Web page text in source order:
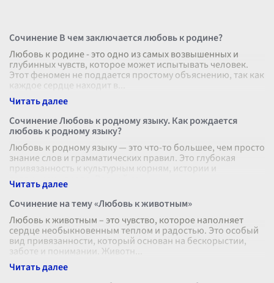
Сочинение В чем заключается любовь к родине?
Любовь к родине - это одно из самых возвышенных и
глубинных чувств, которое может испытывать человек.
Этот феномен не поддается простому объяснению, так как
каждое сердце находит в
Сочинение Любовь к родному языку. Как рождается
любовь к родному языку?
Любовь к родному языку — это что-то большее, чем просто
знание слов и грамматических правил. Это глубокая
привязанность к культурным корням, истории и
традициям народа. Родной язык
Сочинение на тему «Любовь к животным»
Любовь к животным – это чувство, которое наполняет
сердце необыкновенным теплом и радостью. Это особый
вид привязанности, который основан на бескорыстии,
заботе и понимании. Животн